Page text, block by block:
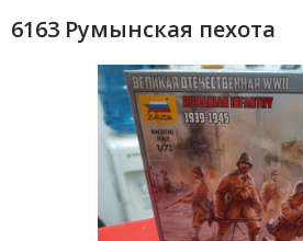
6163 Румынская пехота